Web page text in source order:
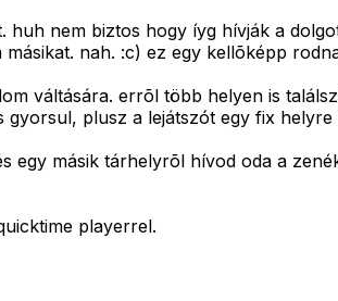
nem biztos hogy íyg hívják a
nah. :c) ez egy kellõképp
váltására. errõl több helyen is
plusz a lejátszót egy fix helyre
egy másik tárhelyrõl hívod oda a
playerrel.